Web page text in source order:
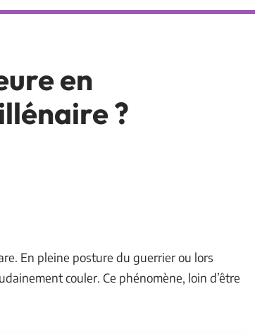
en
?
En pleine posture du guerrier ou lors
couler. Ce phénomène, loin d’être